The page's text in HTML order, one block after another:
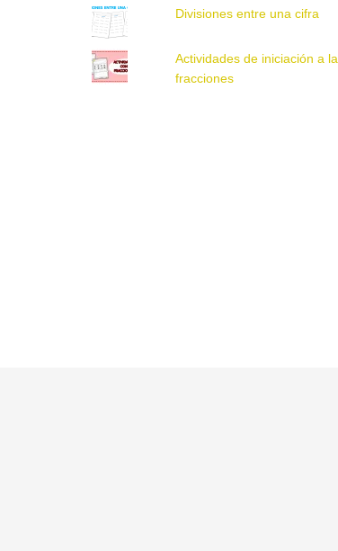
Divisiones entre una cifra
Actividades de iniciación a
fracciones